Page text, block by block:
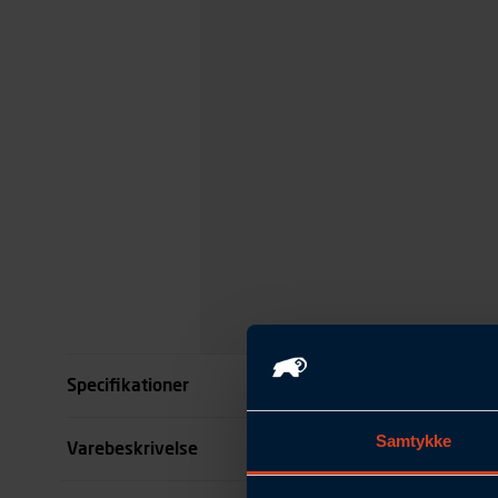
Samtykke
Specifikationer
Størrelse
Varebeskrivelse